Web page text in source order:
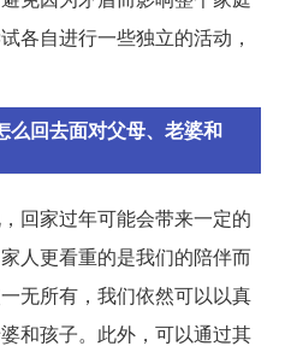
各自进行一些独立的活动，
么回去面对父母、老婆和
回家过年可能会带来一定的
人更看重的是我们的陪伴而
无所有，我们依然可以以真
和孩子。此外，可以通过其